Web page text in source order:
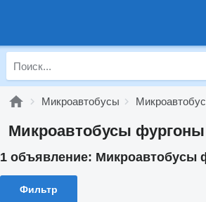
Микроавтобусы
Микроавтобусы фургоны
1 объявление: Микроавтобусы
Фильтр